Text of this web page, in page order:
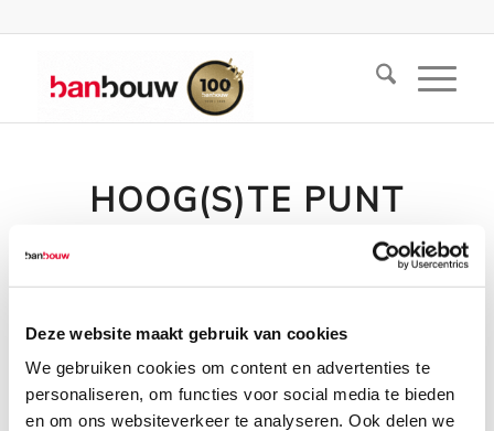
Deze website maakt gebruik van cookies
We gebruiken cookies om content en advertenties te
personaliseren, om functies voor social media te bieden
en om ons websiteverkeer te analyseren. Ook delen we
HOOG(S)TE PUNT
PARC FONTAINE
BEREIKT!
Lees meer